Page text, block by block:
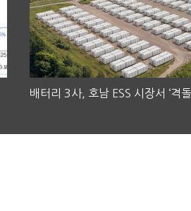
배터리 3사, 호남 ESS 시장서 ‘격돌